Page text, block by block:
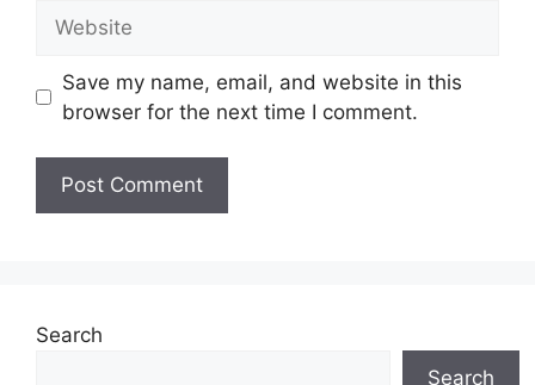
Save my name, email, and website in this
browser for the next time I comment.
Search
Search